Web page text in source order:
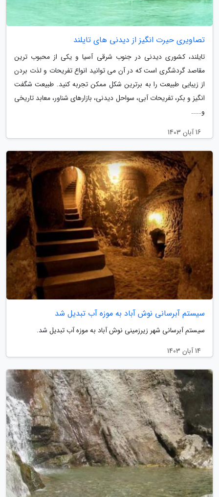
تصاویری حیرت انگیز از دیدنی های تایلند
تایلند، کشوری دیدنی در جنوب شرقی آسیا و یکی از محبوب ترین
مقاصد گردشگری است که در آن می توانید انواع تفریحات و لذت بردن
از زیبایی طبیعت را به برترین شکل ممکن تجربه کنید. طبیعت شگفت
انگیز و بکر، تفریحات آبی، سواحل دیدنی، بازارهای شناور، معابد تاریخی
و…...
16 آبان 1403
سیستم آبرسانی نوش آباد به موزه آب تبدیل شد
سیستم آبرسانی شهر زیرزمینی نوش آباد به موزه آب تبدیل شد.
14 آبان 1403